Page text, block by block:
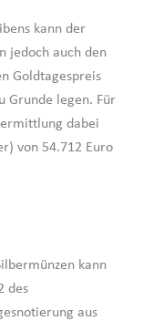
kann der
jedoch auch den
Goldtagespreis
Grunde legen. Für
dabei
von 54.712 Euro
kann
des
aus